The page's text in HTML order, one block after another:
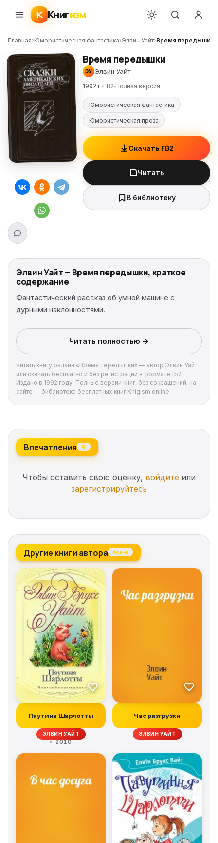
Книгизм
Главная›Юмористическая фантастика›Элвин Уайт›Время передышки
Время передышки
ЭУ Элвин Уайт
1992 г. FB2 Полная версия
Юмористическая фантастика
Юмористическая проза
Скачать FB2
Читать
В библиотеку
Элвин Уайт — Время передышки, краткое
содержание
Фантастический рассказ об умной машине с
дурными наклонностями.
Читать полностью →
Читать книгу онлайн «Время передышки» — автор Элвин Уайт
или скачать бесплатно и без регистрации в формате fb2.
Издано в 1992 году. Полные версии книг, без сокращений, на
сайте — библиотека бесплатных книг Knigism.online.
Впечатления 0
Чтобы оставить свою оценку, войдите или
зарегистрируйтесь
Другие книги автора все →
Паутина Шарлотты
ЭЛВИН УАЙТ
2010
Час разгрузки
ЭЛВИН УАЙТ